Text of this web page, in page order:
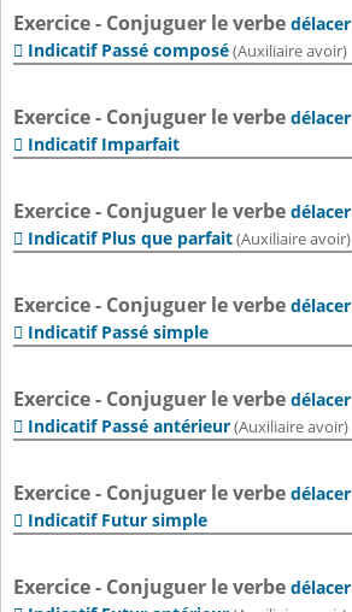
Exercice - Conjuguer le verbe délacer
 Indicatif Passé composé(Auxiliaire avoir)
Exercice - Conjuguer le verbe délacer
 Indicatif Imparfait
Exercice - Conjuguer le verbe délacer
 Indicatif Plus que parfait(Auxiliaire avoir)
Exercice - Conjuguer le verbe délacer
 Indicatif Passé simple
Exercice - Conjuguer le verbe délacer
 Indicatif Passé antérieur(Auxiliaire avoir)
Exercice - Conjuguer le verbe délacer
 Indicatif Futur simple
Exercice - Conjuguer le verbe délacer